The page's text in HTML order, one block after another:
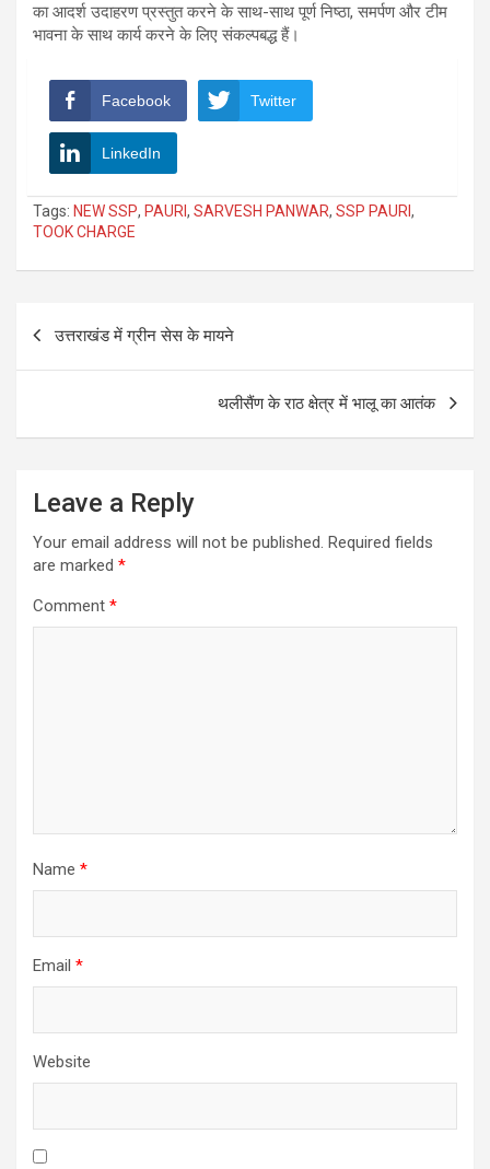
का आदर्श उदाहरण प्रस्तुत करने के साथ-साथ पूर्ण निष्ठा, समर्पण और टीम
भावना के साथ कार्य करने के लिए संकल्पबद्ध हैं।
Facebook Twitter
LinkedIn
Tags: NEW SSP, PAURI , SARVESH PANWAR, SSP PAURI ,
TOOK CHARGE
navigation
उत्तराखंड में ग्रीन सेस के मायने
थलीसैंण के राठ क्षेत्र में भालू का आतंक
Leave a Reply
Your email address will not be published. Required fields
are marked *
Comment *
Name *
Email *
Website